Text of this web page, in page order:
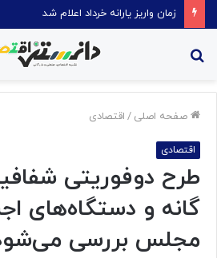
زمان واریز یارانه خرداد اعلام شد
صفحه اصلی / اقتصادی
اقتصادی
طرح دوفوریتی
گانه و دستگاه‌های
مجلس بررسی